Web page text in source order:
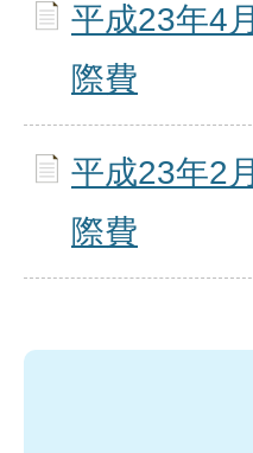
平成23年4
際費
平成23年2
際費